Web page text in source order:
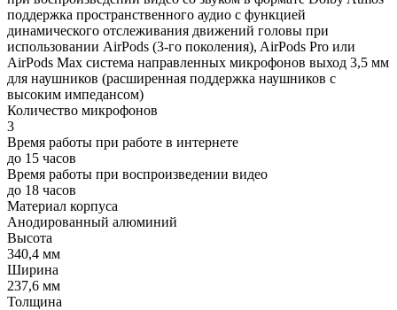
поддержка пространственного аудио с функцией
динамического отслеживания движений головы при
использовании AirPods (3‑го поколения), AirPods Pro или
AirPods Max система направленных микрофонов выход 3,5 мм
для наушников (расширенная поддержка наушников с
высоким импедансом)
Количество микрофонов
3
Время работы при работе в интернете
до 15 часов
Время работы при воспроизведении видео
до 18 часов
Материал корпуса
Анодированный алюминий
Высота
340,4 мм
Ширина
237,6 мм
Толщина